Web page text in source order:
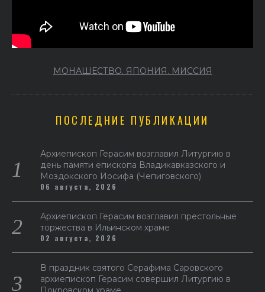
МОНАШЕСТВО. ЯПОНИЯ. МИССИЯ
ПОСЛЕДНИЕ ПУБЛИКАЦИИ
Архиепископ Герасим возглавил Литургию в
день памяти епископа Владикавказского и
Моздокского Иосифа (Чепиговского)
06 августа, 2026
Архиепископ Герасим возглавил престольные
торжества в Ильинском храме
02 августа, 2026
В праздник святого Серафима Саровского
архиепископ Герасим совершил Литургию в